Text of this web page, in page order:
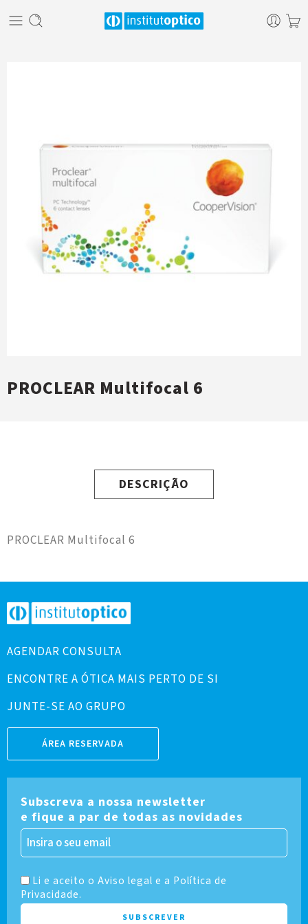
PROCLEAR Multifocal 6
DESCRIÇÃO
PROCLEAR Multifocal 6
AGENDAR CONSULTA
ENCONTRE A ÓTICA MAIS PERTO DE SI
JUNTE-SE AO GRUPO
ÁREA RESERVADA
Subscreva a nossa newsletter
e fique a par de todas as novidades
Li e aceito o Aviso legal e a Política de
Privacidade.